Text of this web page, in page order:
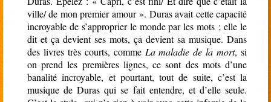
ville/ de mon premier amour ». Duras avait cette capacité
incroyable de s’approprier le monde par les mots ; elle le
dit et ça devient ses mots, ça devient sa musique. Dans
des livres très courts, comme La maladie de la mort, si
on prend les premières lignes, ce sont des mots d’une
banalité incroyable, et pourtant, tout de suite, c’est la
musique de Duras qui se fait entendre, et d’elle seule.